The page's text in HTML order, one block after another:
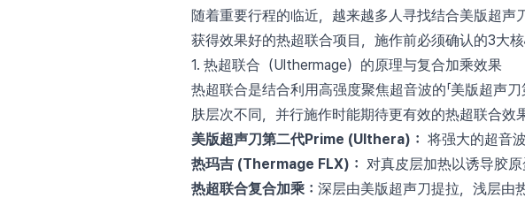
随着重要行程的临近，越来越多人寻找结合美版超
获得效果好的热超联合项目，施作前必须确认的3大核
1. 热超联合（Ulthermage）的原理与复合加乘效果
热超联合是结合利用高强度聚焦超音波的「美版超声
肤层次不同，并行施作时能期待更有效的热超联合效果
美版超声刀第二代Prime (Ulthera)： 将强大的超音
热玛吉 (Thermage FLX)： 对真皮层加热以诱导胶原
热超联合复合加乘： 深层由美版超声刀提拉，浅层由